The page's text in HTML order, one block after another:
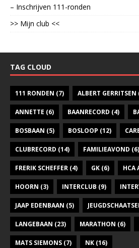
– Inschrijven 111-ronden
>> Mijn club <<
TAG CLOUD
111 RONDEN (7) ALBERT GERRITSEN
ANNETTE (6) BAANRECORD (4)
BOSBAAN (5) BOSLOOP (12)
CLUBRECORD (14) FAMILIEAVOND (6)
FRERIK SCHEFFER (4) GK (6) HCA
HOORN (3) INTERCLUB (9)
JAAP EDENBAAN (5)
LANGEBAAN (23) MARATHON (6)
MATS SIEMONS (7) NK (16)